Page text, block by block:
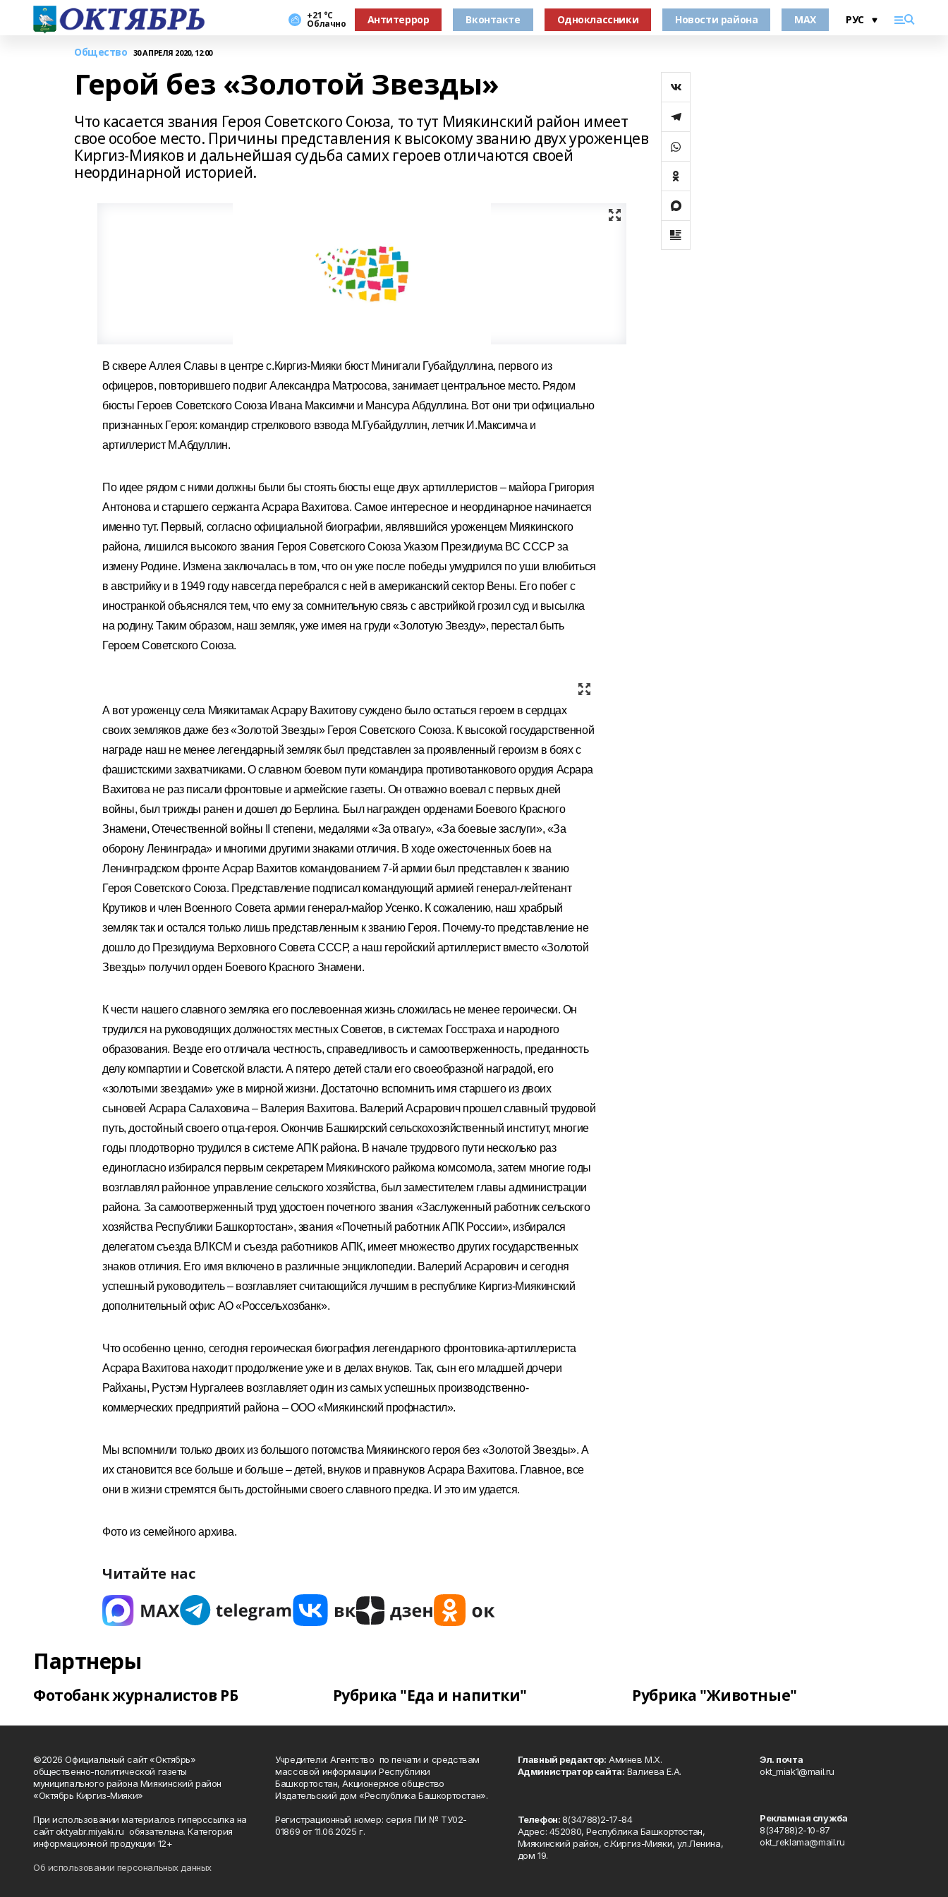
+21 °С
Облачно Антитеррор Вконтакте Одноклассники Новости района MAX
Общество 30 АПРЕЛЯ 2020, 12:00
Герой без «Золотой Звезды»
Что касается звания Героя Советского Союза, то тут Миякинский район имеет
свое особое место. Причины представления к высокому званию двух уроженцев
Киргиз-Мияков и дальнейшая судьба самих героев отличаются своей
неординарной историей.
В сквере Аллея Славы в центре с.Киргиз-Мияки бюст Минигали Губайдуллина, первого из
офицеров, повторившего подвиг Александра Матросова, занимает центральное место. Рядом
бюсты Героев Советского Союза Ивана Максимчи и Мансура Абдуллина. Вот они три официально
признанных Героя: командир стрелкового взвода М.Губайдуллин, летчик И.Максимча и
артиллерист М.Абдуллин.
По идее рядом с ними должны были бы стоять бюсты еще двух артиллеристов – майора Григория
Антонова и старшего сержанта Асрара Вахитова. Самое интересное и неординарное начинается
именно тут. Первый, согласно официальной биографии, являвшийся уроженцем Миякинского
района, лишился высокого звания Героя Советского Союза Указом Президиума ВС СССР за
измену Родине. Измена заключалась в том, что он уже после победы умудрился по уши влюбиться
в австрийку и в 1949 году навсегда перебрался с ней в американский сектор Вены. Его побег с
иностранкой объяснялся тем, что ему за сомнительную связь с австрийкой грозил суд и высылка
на родину. Таким образом, наш земляк, уже имея на груди «Золотую Звезду», перестал быть
Героем Советского Союза.
А вот уроженцу села Миякитамак Асрару Вахитову суждено было остаться героем в сердцах
своих земляков даже без «Золотой Звезды» Героя Советского Союза. К высокой государственной
награде наш не менее легендарный земляк был представлен за проявленный героизм в боях с
фашистскими захватчиками. О славном боевом пути командира противотанкового орудия Асрара
Вахитова не раз писали фронтовые и армейские газеты. Он отважно воевал с первых дней
войны, был трижды ранен и дошел до Берлина. Был награжден орденами Боевого Красного
Знамени, Отечественной войны II степени, медалями «За отвагу», «За боевые заслуги», «За
оборону Ленинграда» и многими другими знаками отличия. В ходе ожесточенных боев на
Ленинградском фронте Асрар Вахитов командованием 7-й армии был представлен к званию
Героя Советского Союза. Представление подписал командующий армией генерал-лейтенант
Крутиков и член Военного Совета армии генерал-майор Усенко. К сожалению, наш храбрый
земляк так и остался только лишь представленным к званию Героя. Почему-то представление не
дошло до Президиума Верховного Совета СССР, а наш геройский артиллерист вместо «Золотой
Звезды» получил орден Боевого Красного Знамени.
К чести нашего славного земляка его послевоенная жизнь сложилась не менее героически. Он
трудился на руководящих должностях местных Советов, в системах Госстраха и народного
образования. Везде его отличала честность, справедливость и самоотверженность, преданность
делу компартии и Советской власти. А пятеро детей стали его своеобразной наградой, его
«золотыми звездами» уже в мирной жизни. Достаточно вспомнить имя старшего из двоих
сыновей Асрара Салаховича – Валерия Вахитова. Валерий Асрарович прошел славный трудовой
путь, достойный своего отца-героя. Окончив Башкирский сельскохозяйственный институт, многие
годы плодотворно трудился в системе АПК района. В начале трудового пути несколько раз
единогласно избирался первым секретарем Миякинского райкома комсомола, затем многие годы
возглавлял районное управление сельского хозяйства, был заместителем главы администрации
района. За самоотверженный труд удостоен почетного звания «Заслуженный работник сельского
хозяйства Республики Башкортостан», звания «Почетный работник АПК России», избирался
делегатом съезда ВЛКСМ и съезда работников АПК, имеет множество других государственных
знаков отличия. Его имя включено в различные энциклопедии. Валерий Асрарович и сегодня
успешный руководитель – возглавляет считающийся лучшим в республике Киргиз-Миякинский
дополнительный офис АО «Россельхозбанк».
Что особенно ценно, сегодня героическая биография легендарного фронтовика-артиллериста
Асрара Вахитова находит продолжение уже и в делах внуков. Так, сын его младшей дочери
Райханы, Рустэм Нургалеев возглавляет один из самых успешных производственно-
коммерческих предприятий района – ООО «Миякинский профнастил».
Мы вспомнили только двоих из большого потомства Миякинского героя без «Золотой Звезды». А
их становится все больше и больше – детей, внуков и правнуков Асрара Вахитова. Главное, все
они в жизни стремятся быть достойными своего славного предка. И это им удается.
Фото из семейного архива.
Читайте нас
Партнеры
Фотобанк журналистов РБ Рубрика "Еда и напитки" Рубрика "Животные"
©2026 Официальный сайт «Октябрь»
общественно-политической газеты
муниципального района Миякинский район
«Октябрь Киргиз-Мияки»
При использовании материалов гиперссылка на
сайт oktyabr.miyaki.ru обязательна. Категория
информационной продукции 12+
Об использовании персональных данных
Учредители: Агентство по печати и средствам
массовой информации Республики
Башкортостан, Акционерное общество
Издательский дом «Республика Башкортостан».
Регистрационный номер: серия ПИ № ТУ02-
01869 от 11.06.2025 г.
Главный редактор: Аминев М.Х.
Администратор сайта: Валиева Е.А.
Телефон:8(34788)2-17-84
Адрес: 452080, Республика Башкортостан,
Миякинский район, с.Киргиз-Мияки, ул.Ленина,
дом 19.
Эл. почта
okt_miak1@mail.ru
Рекламная служба
8(34788)2-10-87
okt_reklama@mail.ru